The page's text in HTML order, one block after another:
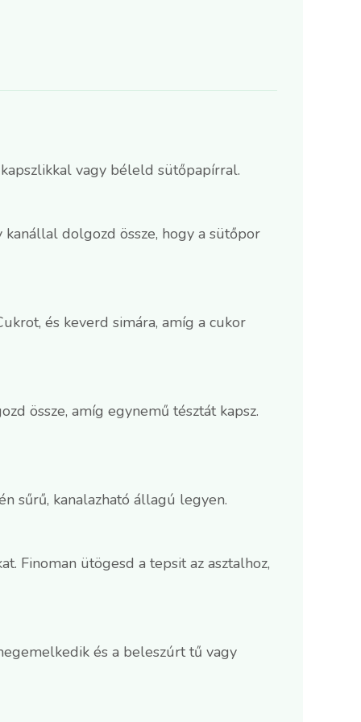
vagy béleld sütőpapírral.
dolgozd össze, hogy a sütőpor
és keverd simára, amíg a cukor
össze, amíg egynemű tésztát kapsz.
sűrű, kanalazható állagú legyen.
Finoman ütögesd a tepsit az asztalhoz,
és a beleszúrt tű vagy